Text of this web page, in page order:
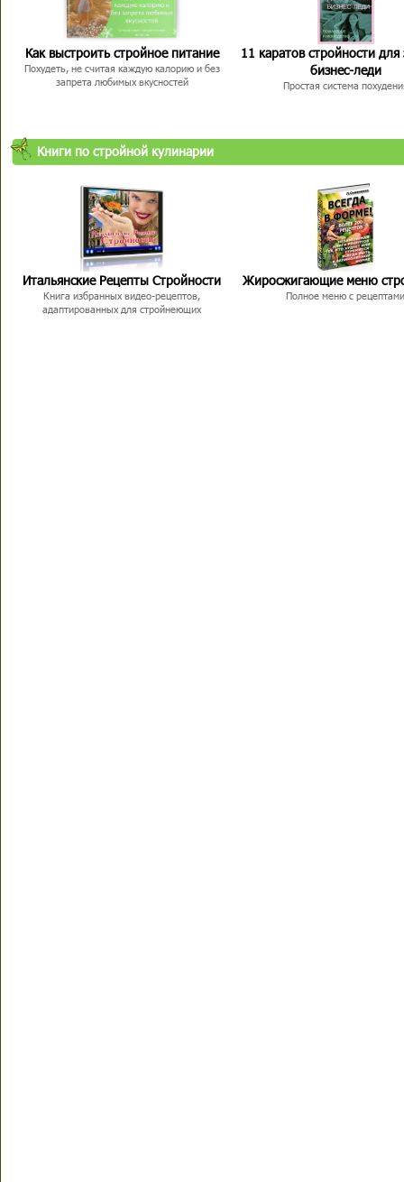
Как выстроить стройное питание
Похудеть, не считая каждую калорию и без
запрета любимых вкусностей
11 каратов стройности для
бизнес-леди
Простая система
Книги по стройной кулинарии
Итальянские Рецепты Стройности
Книга избранных видео-рецептов,
адаптированных для стройнеющих
Жиросжигающие меню
Полное меню с рецептами